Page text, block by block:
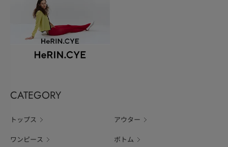
CATEGORY
トップス アウター
ワンピース ボトム